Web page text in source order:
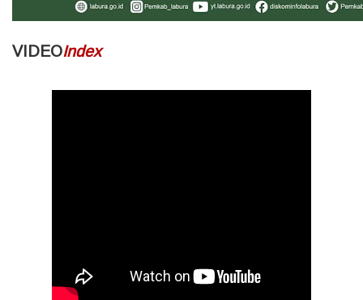
VIDEOIndex